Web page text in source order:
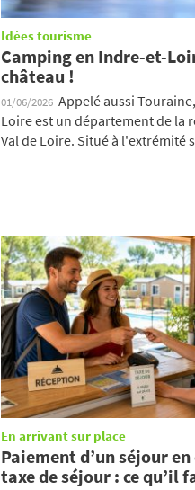
Idées tourisme
Camping en Indre-et-
château !
01/06/2026 Appelé aussi
Loire est un département de la
Val de Loire. Situé à l'extrémité
En arrivant sur place
Paiement d’un séjour
taxe de séjour : ce qu’il